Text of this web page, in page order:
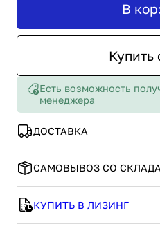
Купить
В
Есть возможность
менеджера
ДОСТАВКА
САМОВЫВОЗ СО СКЛАДА
КУПИТЬ В ЛИЗИНГ